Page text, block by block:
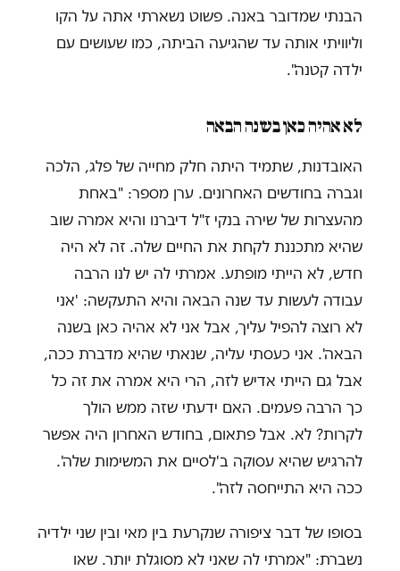
הבנתי שמדובר באנה. פשוט נשארתי אתה על הקו
וליוויתי אותה עד שהגיעה הביתה, כמו שעושים עם
ילדה קטנה".
לא אהיה כאן בשנה הבאה
האובדנות, שתמיד היתה חלק מחייה של פלג, הלכה
וגברה בחודשים האחרונים. ערן מספר: "באחת
מהעצרות של שירה בנקי ז"ל דיברנו והיא אמרה שוב
שהיא מתכננת לקחת את החיים שלה. זה לא היה
חדש, לא הייתי מופתע. אמרתי לה יש לנו הרבה
עבודה לעשות עד שנה הבאה והיא התעקשה: 'אני
לא רוצה להפיל עליך, אבל אני לא אהיה כאן בשנה
הבאה'. אני כעסתי עליה, שנאתי שהיא מדברת ככה,
אבל גם הייתי אדיש לזה, הרי היא אמרה את זה כל
כך הרבה פעמים. האם ידעתי שזה ממש הולך
לקרות? לא. אבל פתאום, בחודש האחרון היה אפשר
להרגיש שהיא עסוקה ב'לסיים את המשימות שלה'.
ככה היא התייחסה לזה".
בסופו של דבר ציפורה שנקרעת בין מאי ובין שני ילדיה
נשברת: "אמרתי לה שאני לא מסוגלת יותר. שאו